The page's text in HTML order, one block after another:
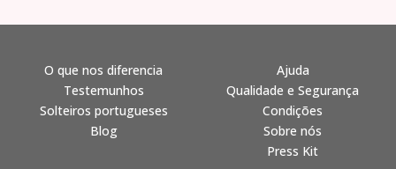
O que nos diferencia
Testemunhos
Solteiros portugueses
Blog
Ajuda
Qualidade e Segurança
Condições
Sobre nós
Press Kit